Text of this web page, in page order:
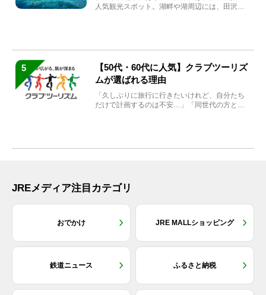
人気観光スポット。湖畔や湖周辺には、田沢湖
5
【50代・60代に人気】クラブツーリズ
ムが選ばれる理由
「久しぶりに旅行に行きたいけれど、自分たち
だけで計画するのは不安…」「同世代の方と気
JREメディア注目カテゴリ
おでかけ JRE MALLショッピング
鉄道ニュース ふるさと納税